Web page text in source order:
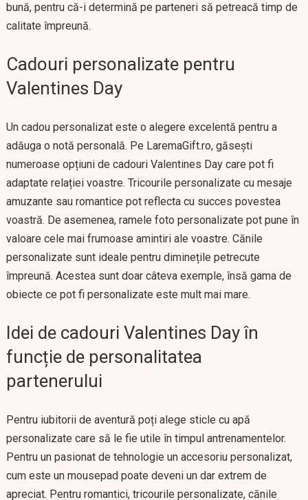
bună, pentru că-i determină pe parteneri să petreacă timp de
calitate împreună.
Cadouri personalizate pentru
Valentines Day
Un cadou personalizat este o alegere excelentă pentru a
adăuga o notă personală. Pe LaremaGift.ro, găsești
numeroase opțiuni de cadouri Valentines Day care pot fi
adaptate relației voastre. Tricourile personalizate cu mesaje
amuzante sau romantice pot reflecta cu succes povestea
voastră. De asemenea, ramele foto personalizate pot pune în
valoare cele mai frumoase amintiri ale voastre. Cănile
personalizate sunt ideale pentru diminețile petrecute
împreună. Acestea sunt doar câteva exemple, însă gama de
obiecte ce pot fi personalizate este mult mai mare.
Idei de cadouri Valentines Day în
funcție de personalitatea
partenerului
Pentru iubitorii de aventură poți alege sticle cu apă
personalizate care să le fie utile în timpul antrenamentelor.
Pentru un pasionat de tehnologie un accesoriu personalizat,
cum este un mousepad poate deveni un dar extrem de
apreciat. Pentru romantici, tricourile personalizate, cănile